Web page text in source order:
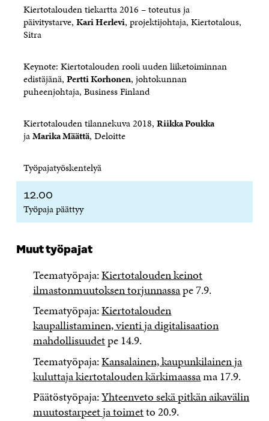
U
U
U
S
S
A
K
U
N
S
S
U
U
S
A
K
U
N
A
S
A
U
U
S
S
K
U
N
U
U
E
S
S
K
I
Kiertotalouden tiekartta 2016 – toteutus ja
päivitystarve, Kari Herlevi, projektijohtaja, Kiertotalous,
Sitra
Keynote: Kiertotalouden rooli uuden liiketoiminnan
edistäjänä, Pertti Korhonen, johtokunnan
puheenjohtaja, Business Finland
Kiertotalouden tilannekuva 2018, Riikka Poukka
jaMarika Määttä, Deloitte
Työpajatyöskentelyä
12.00
Työpaja päättyy
Muut työpajat
Teematyöpaja:Kiertotalouden keinot
ilmastonmuutoksen torjunnassape 7.9.
Teematyöpaja:Kiertotalouden
kaupallistaminen, vienti ja digitalisaation
mahdollisuudetpe 14.9.
Teematyöpaja:Kansalainen, kaupunkilainen ja
kuluttaja kiertotalouden kärkimaassama 17.9.
Päätöstyöpaja:Yhteenveto sekä pitkän aikavälin
muutostarpeet ja toimetto 20.9.